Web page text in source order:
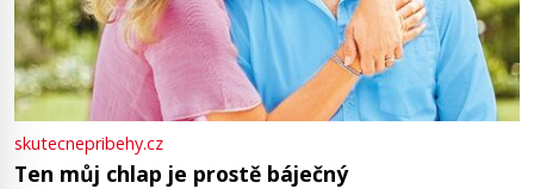
skutecnepribehy.cz
Ten můj chlap je prostě báječný